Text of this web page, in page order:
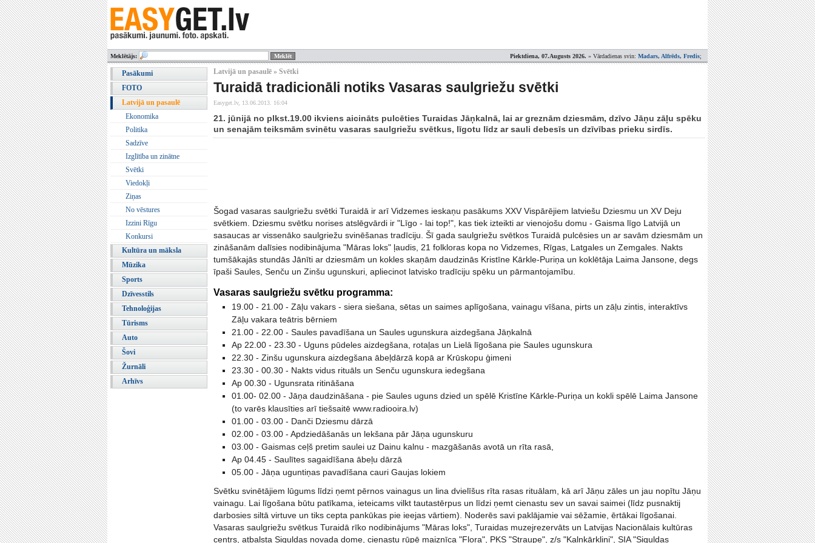
Piektdiena, 07.Augusts 2026. » Vārdadienas svin: Madars, Alfrēds, Fredis;
Meklētājs:
Pasākumi
FOTO
Latvijā un pasaulē
Ekonomika
Politika
Sadzīve
Izglītība un zinātne
Svētki
Viedokļi
Ziņas
No vēstures
Izzini Rīgu
Konkursi
Kultūra un māksla
Mūzika
Sports
Dzīvesstils
Tehnoloģijas
Tūrisms
Auto
Šovi
Žurnāli
Arhīvs
Latvijā un pasaulē » Svētki
Turaidā tradicionāli notiks Vasaras saulgriežu svētki
Easyget.lv, 13.06.2013. 16:04
21. jūnijā no plkst.19.00 ikviens aicināts pulcēties Turaidas Jāņkalnā, lai ar greznām dziesmām, dzīvo Jāņu zāļu spēku
un senajām teiksmām svinētu vasaras saulgriežu svētkus, līgotu līdz ar sauli debesīs un dzīvības prieku sirdīs.
Šogad vasaras saulgriežu svētki Turaidā ir arī Vidzemes ieskaņu pasākums XXV Vispārējiem latviešu Dziesmu un XV Deju
svētkiem. Dziesmu svētku norises atslēgvārdi ir "Līgo - lai top!", kas tiek izteikti ar vienojošu domu - Gaisma līgo Latvijā un
sasaucas ar vissenāko saulgriežu svinēšanas tradīciju. Šī gada saulgriežu svētkos Turaidā pulcēsies un ar savām dziesmām un
zināšanām dalīsies nodibinājuma "Māras loks" ļaudis, 21 folkloras kopa no Vidzemes, Rīgas, Latgales un Zemgales. Nakts
tumšākajās stundās Jānīti ar dziesmām un kokles skaņām daudzinās Kristīne Kārkle-Puriņa un koklētāja Laima Jansone, degs
īpaši Saules, Senču un Zinšu ugunskuri, apliecinot latvisko tradīciju spēku un pārmantojamību.
Vasaras saulgriežu svētku programma:
19.00 - 21.00 - Zāļu vakars - siera siešana, sētas un saimes aplīgošana, vainagu vīšana, pirts un zāļu zintis, interaktīvs
Zāļu vakara teātris bērniem
21.00 - 22.00 - Saules pavadīšana un Saules ugunskura aizdegšana Jāņkalnā
Ap 22.00 - 23.30 - Uguns pūdeles aizdegšana, rotaļas un Lielā līgošana pie Saules ugunskura
22.30 - Zinšu ugunskura aizdegšana ābeļdārzā kopā ar Krūskopu ģimeni
23.30 - 00.30 - Nakts vidus rituāls un Senču ugunskura iedegšana
Ap 00.30 - Ugunsrata ritināšana
01.00- 02.00 - Jāņa daudzināšana - pie Saules uguns dzied un spēlē Kristīne Kārkle-Puriņa un kokli spēlē Laima Jansone
(to varēs klausīties arī tiešsaitē www.radiooira.lv)
01.00 - 03.00 - Danči Dziesmu dārzā
02.00 - 03.00 - Apdziedāšanās un lekšana pār Jāņa ugunskuru
03.00 - Gaismas ceļš pretim saulei uz Dainu kalnu - mazgāšanās avotā un rīta rasā,
Ap 04.45 - Saulītes sagaidīšana ābeļu dārzā
05.00 - Jāņa uguntiņas pavadīšana cauri Gaujas lokiem
Svētku svinētājiem lūgums līdzi ņemt pērnos vainagus un lina dvielīšus rīta rasas rituālam, kā arī Jāņu zāles un jau nopītu Jāņu
vainagu. Lai līgošana būtu patīkama, ieteicams vilkt tautastērpus un līdzi ņemt cienastu sev un savai saimei (līdz pusnaktij
darbosies siltā virtuve un tiks cepta pankūkas pie ieejas vārtiem). Noderēs savi paklājamie vai sēžamie, ērtākai līgošanai.
Vasaras saulgriežu svētkus Turaidā rīko nodibinājums "Māras loks", Turaidas muzejrezervāts un Latvijas Nacionālais kultūras
centrs, atbalsta Siguldas novada dome, cienastu rūpē maiznīca "Flora", PKS "Straupe", z/s "Kalnkārkliņi", SIA "Siguldas